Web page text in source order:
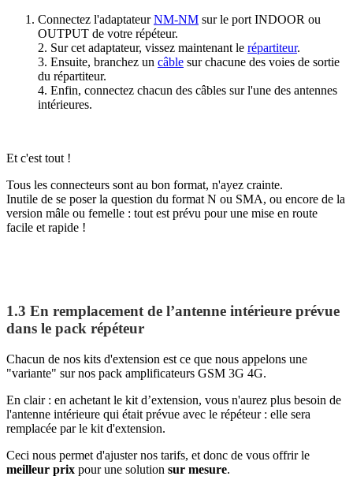
Connectez l'adaptateurNM-NM sur le port INDOOR ou
OUTPUT de votre répéteur.
2. Sur cet adaptateur, vissez maintenant le répartiteur.
3. Ensuite, branchez un câble sur chacune des voies de sortie
du répartiteur.
4. Enfin, connectez chacun des câbles sur l'une des antennes
intérieures.
Et c'est tout !
Tous les connecteurs sont au bon format, n'ayez crainte.
Inutile de se poser la question du format N ou SMA, ou encore de la
version mâle ou femelle : tout est prévu pour une mise en route
facile et rapide !
1.3 En remplacement de l’antenne intérieure prévue
dans le pack répéteur
Chacun de nos kits d'extension est ce que nous appelons une
"variante" sur nos pack amplificateurs GSM 3G 4G.
En clair : en achetant le kit d’extension, vous n'aurez plus besoin de
l'antenne intérieure qui était prévue avec le répéteur : elle sera
remplacée par le kit d'extension.
Ceci nous permet d'ajuster nos tarifs, et donc de vous offrir le
meilleur prix pour une solution sur mesure.